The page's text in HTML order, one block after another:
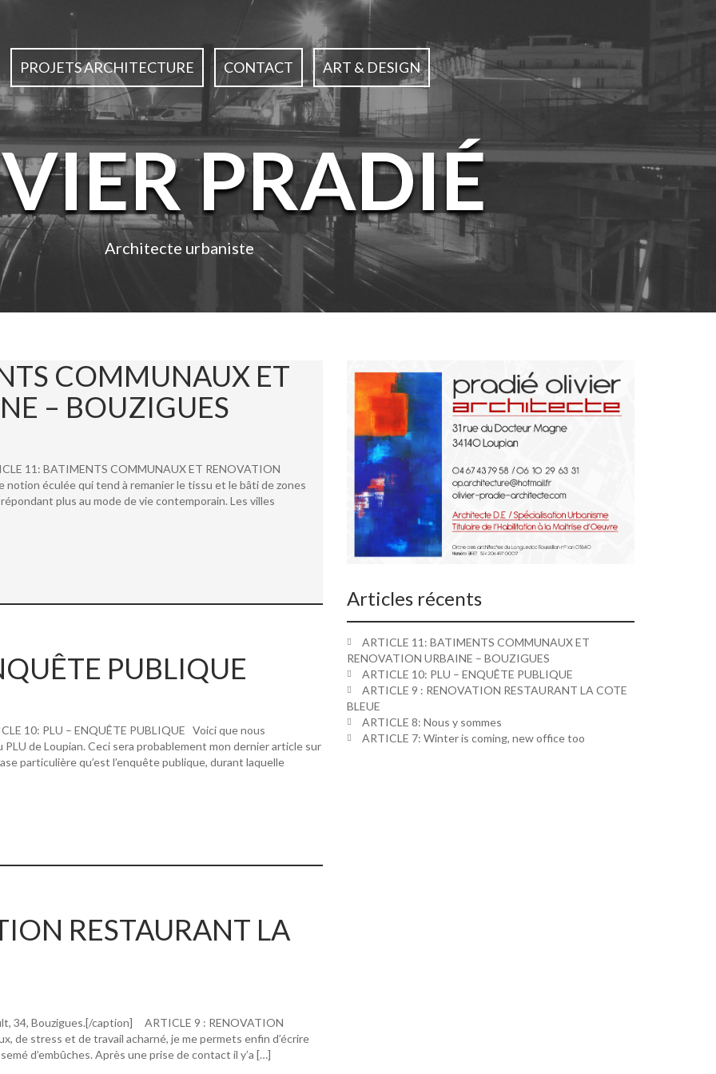
PROJETS ARCHITECTURE CONTACT ART & DESIGN
PRADIÉ
Architecte urbaniste
COMMUNAUX ET
– BOUZIGUES
11: BATIMENTS COMMUNAUX ET RENOVATION
éculée qui tend à remanier le tissu et le bâti de zones
plus au mode de vie contemporain. Les villes
PUBLIQUE
10: PLU – ENQUÊTE PUBLIQUE Voici que nous
de Loupian. Ceci sera probablement mon dernier article sur
particulière qu’est l’enquête publique, durant laquelle
RESTAURANT LA
34, Bouzigues.[/caption] ARTICLE 9 : RENOVATION
de stress et de travail acharné, je me permets enfin d’écrire
d’embûches. Après une prise de contact il y’a […]
Articles récents
ARTICLE 11: BATIMENTS COMMUNAUX ET
RENOVATION URBAINE – BOUZIGUES
ARTICLE 10: PLU – ENQUÊTE PUBLIQUE
ARTICLE 9 : RENOVATION RESTAURANT LA COTE
BLEUE
ARTICLE 8: Nous y sommes
ARTICLE 7: Winter is coming, new office too